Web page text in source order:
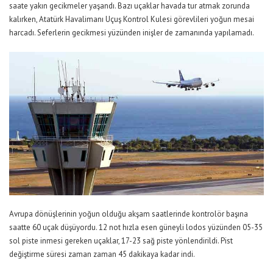
saate yakın gecikmeler yaşandı. Bazı uçaklar havada tur atmak zorunda
kalırken, Atatürk Havalimanı Uçuş Kontrol Kulesi görevlileri yoğun mesai
harcadı. Seferlerin gecikmesi yüzünden inişler de zamanında yapılamadı.
Avrupa dönüşlerinin yoğun olduğu akşam saatlerinde kontrolör başına
saatte 60 uçak düşüyordu. 12 not hızla esen güneyli lodos yüzünden 05-35
sol piste inmesi gereken uçaklar, 17-23 sağ piste yönlendirildi. Pist
değiştirme süresi zaman zaman 45 dakikaya kadar indi.